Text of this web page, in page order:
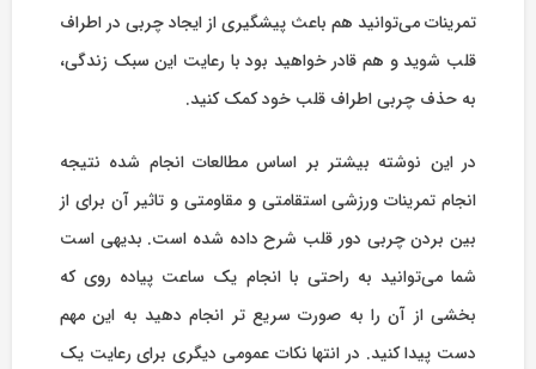
تمرینات می‌توانید هم باعث پیشگیری از ایجاد چربی در اطراف
قلب شوید و هم قادر خواهید بود با رعایت این سبک زندگی،
به حذف چربی اطراف قلب خود کمک کنید.
در این نوشته بیشتر بر اساس مطالعات انجام شده نتیجه
انجام تمرینات ورزشی استقامتی و مقاومتی و تاثیر آن برای از
بین بردن چربی دور قلب شرح داده شده است. بدیهی است
شما می‌توانید به راحتی با انجام یک ساعت پیاده روی که
بخشی از آن را به صورت سریع تر انجام دهید به این مهم
دست پیدا کنید. در انتها نکات عمومی دیگری برای رعایت یک